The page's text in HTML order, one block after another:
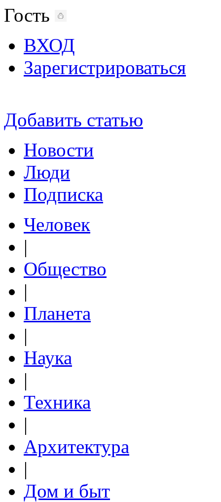
Гость
ВХОД
Зарегистрироваться
Добавить статью
Новости
Люди
Подписка
Человек
|
Общество
|
Планета
|
Наука
|
Техника
|
Архитектура
|
Дом и быт